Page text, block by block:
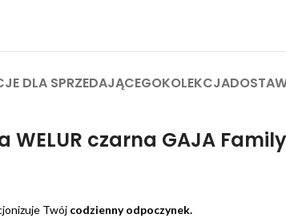
DLA SPRZEDAJĄCEGOKOLEKCJA
czarna GAJA
Twój codzienny odpoczynek.